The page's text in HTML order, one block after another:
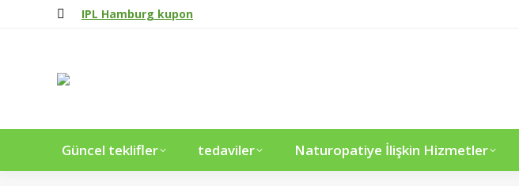
IPL Hamburg kupon
Güncel teklifler tedaviler Naturopatiye İlişkin Hizmetler